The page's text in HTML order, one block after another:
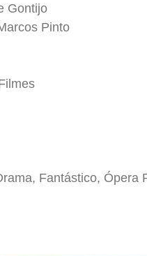
Gontijo
Pinto
Fantástico, Ópera